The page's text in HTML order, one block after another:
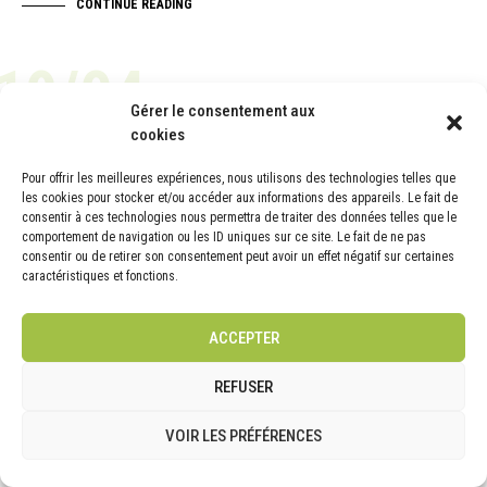
Gérer le consentement aux
cookies
Pour offrir les meilleures expériences, nous utilisons des technologies telles que
les cookies pour stocker et/ou accéder aux informations des appareils. Le fait de
consentir à ces technologies nous permettra de traiter des données telles que le
comportement de navigation ou les ID uniques sur ce site. Le fait de ne pas
consentir ou de retirer son consentement peut avoir un effet négatif sur certaines
caractéristiques et fonctions.
ACCEPTER
REFUSER
VOIR LES PRÉFÉRENCES
CONTINUE READING
04